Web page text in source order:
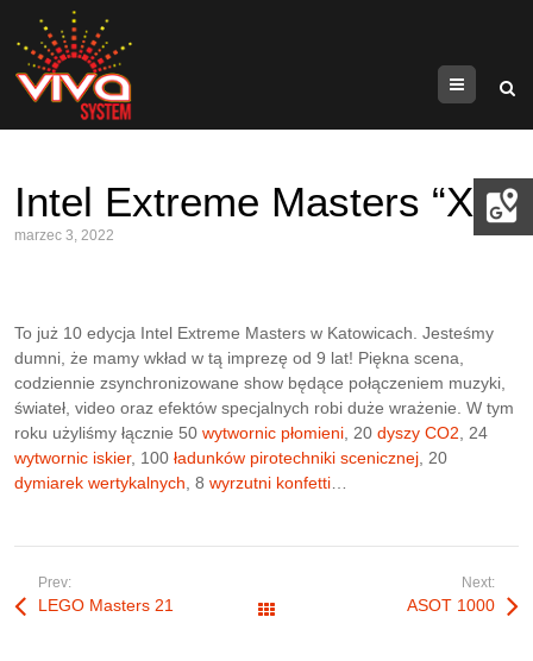
Menu
Intel Extreme Masters “X”
marzec 3, 2022
To już 10 edycja Intel Extreme Masters w Katowicach. Jesteśmy
dumni, że mamy wkład w tą imprezę od 9 lat! Piękna scena,
codziennie zsynchronizowane show będące połączeniem muzyki,
świateł, video oraz efektów specjalnych robi duże wrażenie. W tym
roku użyliśmy łącznie 50wytwornic płomieni, 20dyszy CO2, 24
wytwornic iskier, 100ładunków pirotechniki scenicznej, 20
dymiarek wertykalnych, 8wyrzutni konfetti…
Prev:
LEGO Masters 21
Next:
ASOT 1000